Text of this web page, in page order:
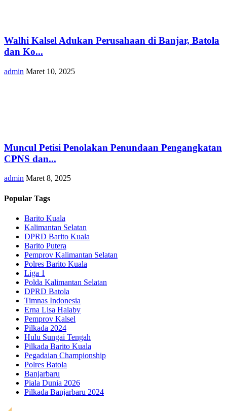
Walhi Kalsel Adukan Perusahaan di Banjar, Batola
dan Ko...
admin Maret 10, 2025
Muncul Petisi Penolakan Penundaan Pengangkatan
CPNS dan...
admin Maret 8, 2025
Popular Tags
Barito Kuala
Kalimantan Selatan
DPRD Barito Kuala
Barito Putera
Pemprov Kalimantan Selatan
Polres Barito Kuala
Liga 1
Polda Kalimantan Selatan
DPRD Batola
Timnas Indonesia
Erna Lisa Halaby
Pemprov Kalsel
Pilkada 2024
Hulu Sungai Tengah
Pilkada Barito Kuala
Pegadaian Championship
Polres Batola
Banjarbaru
Piala Dunia 2026
Pilkada Banjarbaru 2024